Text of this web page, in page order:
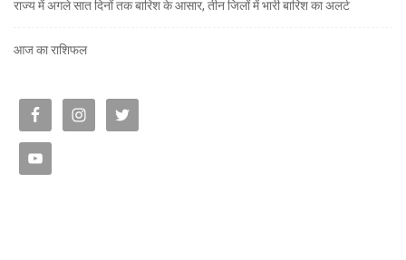
राज्य में अगले सात दिनों तक बारिश के आसार, तीन जिलों में भारी बारिश का अलर्ट
आज का राशिफल